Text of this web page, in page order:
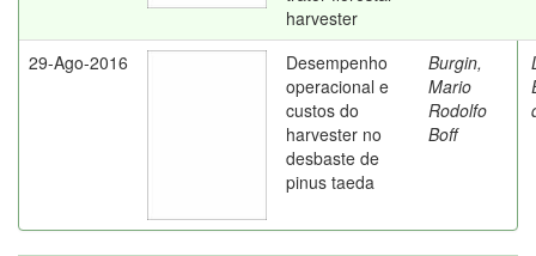
harvester
29-Ago-2016
Desempenho
operacional e
custos do
harvester no
desbaste de
pinus taeda
Burgin,
Mario
Rodolfo
Boff